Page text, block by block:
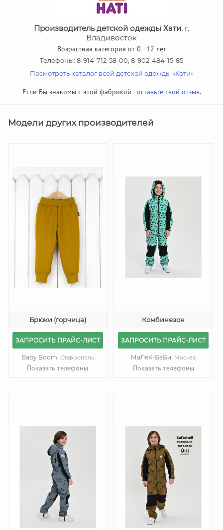
Производитель детской одежды Хати, г.
Владивосток
Возрастная категория от 0 - 12 лет
Телефоны: 8-914-712-58-00, 8-902-484-15-85
Посмотреть каталог всей детской одежды «Хати»
Если Вы знакомы с этой фабрикой -оставьте свой отзыв.
Модели других производителей
Брюки (горчица)
ЗАПРОСИТЬ ПРАЙС-ЛИСТ
Baby Boom, Ставрополь
Показать телефоны
Комбинезон
ЗАПРОСИТЬ ПРАЙС-ЛИСТ
МаЛеК-БэБи, Москва
Показать телефоны